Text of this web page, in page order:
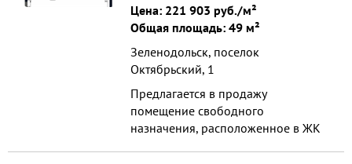
вентиляция, пожарная ...
Цена: 221 903 руб./м²
Общая площадь: 49 м²
Зеленодольск, поселок
Октябрьский, 1
Предлагается в продажу
помещение свободного
назначения, расположенное в ЖК